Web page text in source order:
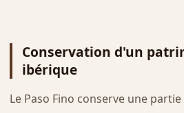
Conservation d'un
ibérique
Le Paso Fino conserve une